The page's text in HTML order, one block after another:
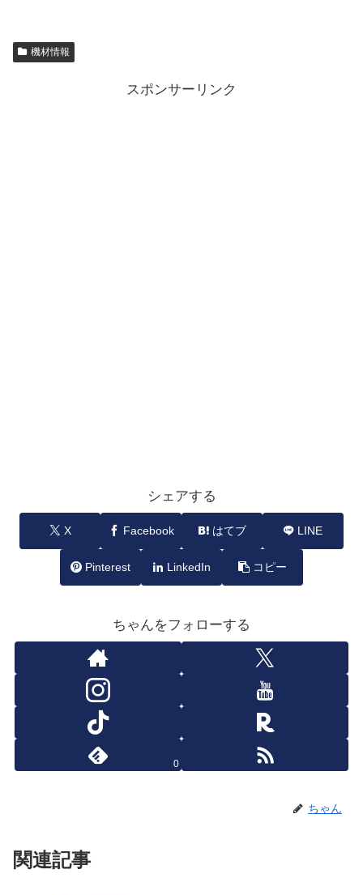
機材情報
スポンサーリンク
シェアする
X Facebook はてブ LINE
Pinterest LinkedIn コピー
ちゃんをフォローする
0
ちゃん
関連記事